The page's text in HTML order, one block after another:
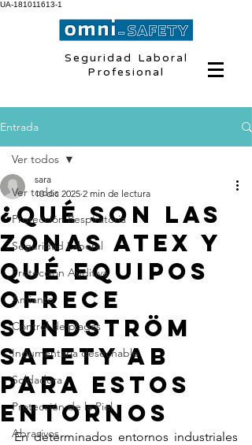
UA-181011613-1
Seguridad Laboral
Profesional
Entrada
Ver todos
Protección Respiratoria
Seguridad Laboral
Protección Auditiva
Amianto
Control de plagas
Indumentaria desechable
Soldadura
Protección de la Piel
Abrasivos
Ver todos
¿Qué son las
zonas ATEX y
qué equipos
ofrece
Sundström
Safety AB
para estos
entornos
sara
10 dic 2025 2 min de lectura
En determinados entornos industriales